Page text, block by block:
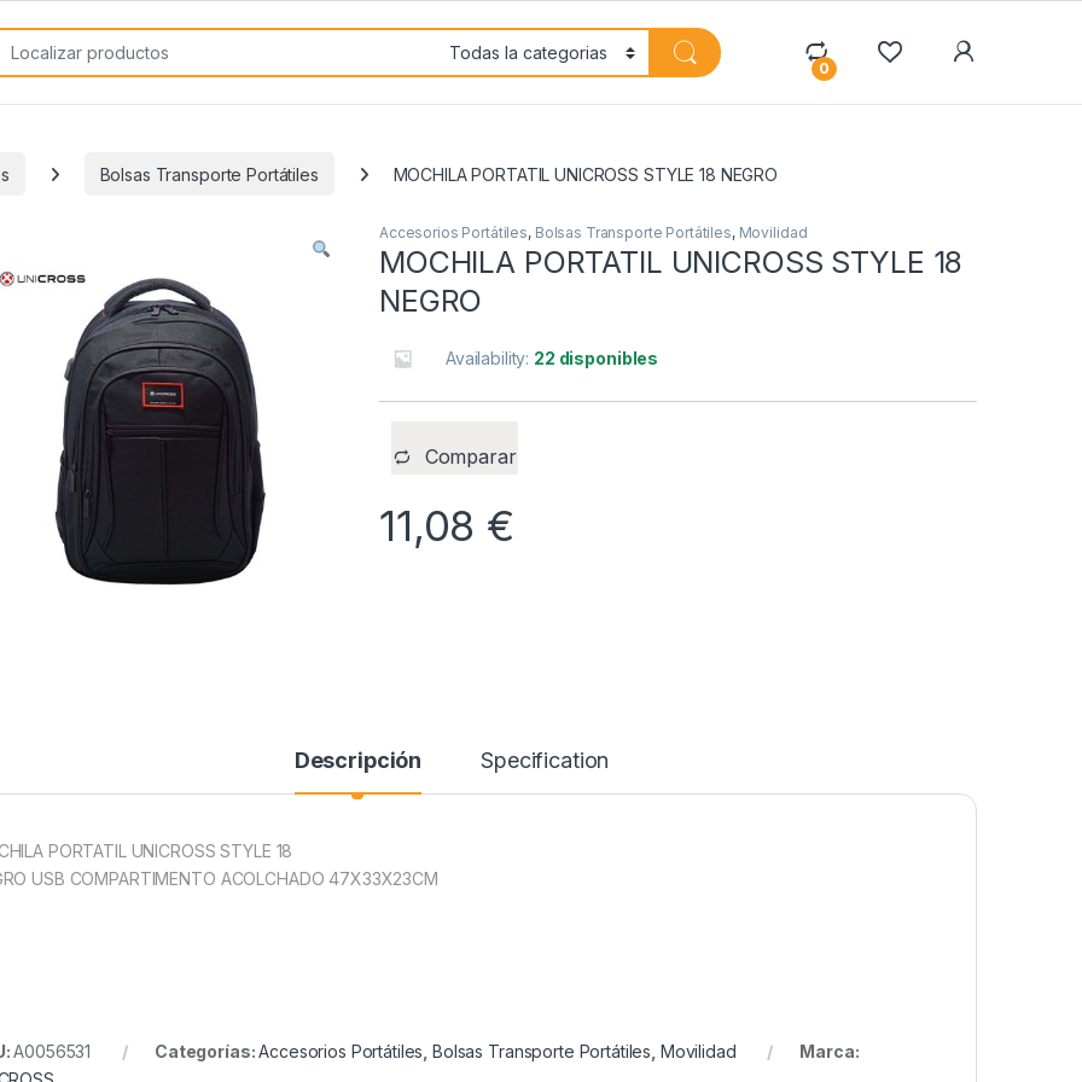
for:
0
Bolsas Transporte Portátiles MOCHILA PORTATIL UNICROSS STYLE 18 NEGRO
Accesorios Portátiles, Bolsas Transporte Portátiles, Movilidad
MOCHILA PORTATIL UNICROSS STYLE 18
NEGRO
Availability: 22 disponibles
Comparar
11,08 €
Descripción Specification
PORTATIL UNICROSS STYLE 18
USB COMPARTIMENTO ACOLCHADO 47X33X23CM
A0056531 Categorías:Accesorios Portátiles ,Bolsas Transporte Portátiles Movilidad
Marca: